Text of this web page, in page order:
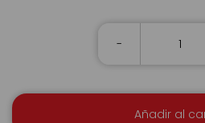
-
Añadir al